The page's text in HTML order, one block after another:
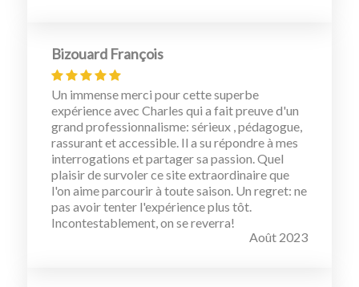
Bizouard François
Un immense merci pour cette superbe
expérience avec Charles qui a fait preuve d'un
grand professionnalisme: sérieux , pédagogue,
rassurant et accessible. Il a su répondre à mes
interrogations et partager sa passion. Quel
plaisir de survoler ce site extraordinaire que
l'on aime parcourir à toute saison. Un regret: ne
pas avoir tenter l'expérience plus tôt.
Incontestablement, on se reverra!
Août 2023